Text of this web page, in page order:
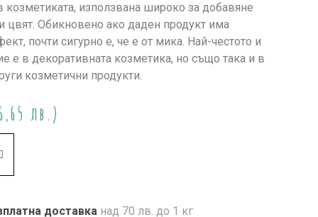
козметиката, използвана широко за добавяне
цвят. Обикновено ако даден продукт има
почти сигурно е, че е от мика. Най-честото и
е в декоративната козметика, но също така и в
козметични продукти.
лв.)
доставка над 70 лв. до 1 кг